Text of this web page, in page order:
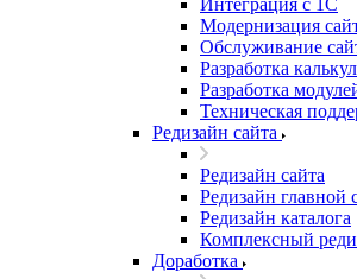
Интеграция с 1С
Модернизация
Обслуживание
Разработка
Разработка
Техническая
Редизайн сайта
Редизайн сайта
Редизайн главной
Редизайн каталога
Комплексный
Доработка